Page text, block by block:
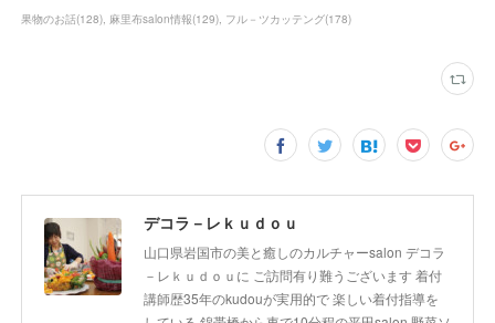
果物のお話(128) 麻里布salon情報(129) フル－ツカッテング(178)
デコラ－レｋｕｄｏｕ
山口県岩国市の美と癒しのカルチャーsalon デコラ
－レｋｕｄｏｕに ご訪問有り難うございます 着付
講師歴35年のkudouが実用的で 楽しい着付指導を